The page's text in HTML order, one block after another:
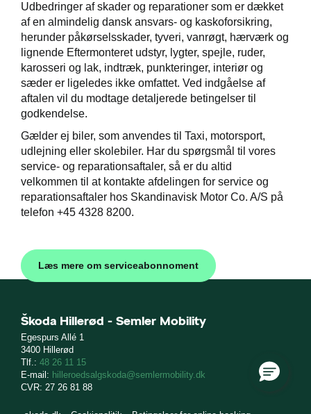
Udbedringer af skader og reparationer som er dækket
af en almindelig dansk ansvars- og kaskoforsikring,
herunder påkørselsskader, tyveri, vanrøgt, hærværk og
lignende Eftermonteret udstyr, lygter, spejle, ruder,
karosseri og lak, indtræk, punkteringer, interiør og
sæder er ligeledes ikke omfattet. Ved indgåelse af
aftalen vil du modtage detaljerede betingelser til
godkendelse.
Gælder ej biler, som anvendes til Taxi, motorsport,
udlejning eller skolebiler. Har du spørgsmål til vores
service- og reparationsaftaler, så er du altid
velkommen til at kontakte afdelingen for service og
reparationsaftaler hos Skandinavisk Motor Co. A/S på
telefon +45 4328 8200.
Læs mere om serviceabonnoment
Škoda Hillerød - Semler Mobility
Egespurs Allé 1
3400 Hillerød
Tlf.: 48 26 11 15
E-mail: hilleroedsalgskoda@semlermobility.dk
CVR: 27 26 81 88